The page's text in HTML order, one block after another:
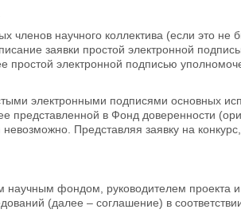
членов научного коллектива (если это не
заявки простой электронной
простой электронной подписью
электронными подписями основных
представленной в Фонд доверенности
Представляя заявку на
фондом, руководителем проекта
(далее – соглашение) в